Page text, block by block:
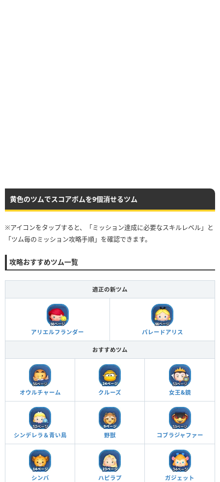
黄色のツムでスコアボムを9個消せるツム
※アイコンをタップすると、「ミッション達成に必要なスキルレベル」と
「ツム毎のミッション攻略手順」を確認できます。
攻略おすすめツム一覧
適正の新ツム
アリエルフランダー パレードアリス
おすすめツム
オウルチャーム クルーズ 女王&鏡
シンデレラ＆青い鳥 野獣 コブラジャファー
シンバ ハピラプ ガジェット